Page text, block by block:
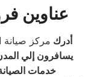
عناوين
أدرك مركز صيانة
يسافرون إلي
خدمات